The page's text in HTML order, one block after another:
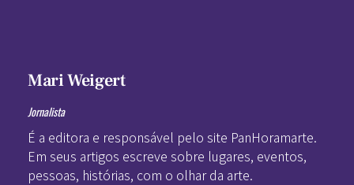
Mari Weigert
Jornalista
É a editora e responsável pelo site PanHoramarte.
Em seus artigos escreve sobre lugares, eventos,
pessoas, histórias, com o olhar da arte.